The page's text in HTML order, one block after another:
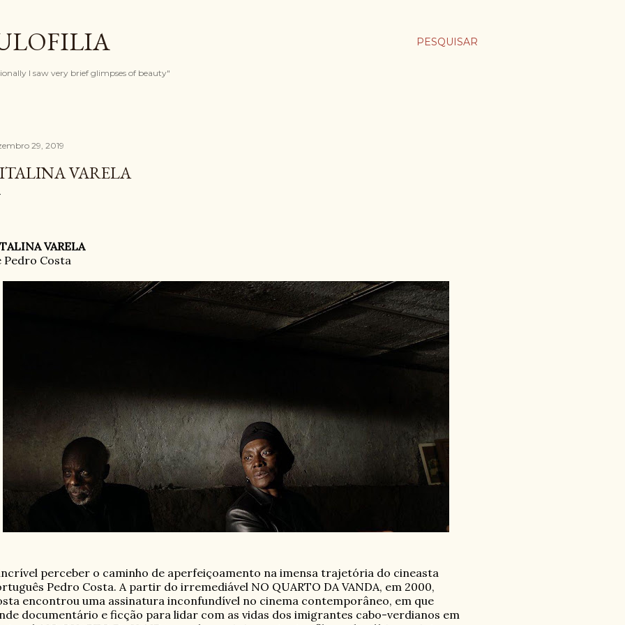
PESQUISAR
I saw very brief glimpses of beauty"
29, 2019
VARELA
VARELA
Pedro Costa
perceber o caminho de aperfeiçoamento na imensa trajetória do cineasta
Pedro Costa. A partir do irremediável NO QUARTO DA VANDA, em 2000,
encontrou uma assinatura inconfundível no cinema contemporâneo, em que
documentário e ficção para lidar com as vidas dos imigrantes cabo-verdianos em